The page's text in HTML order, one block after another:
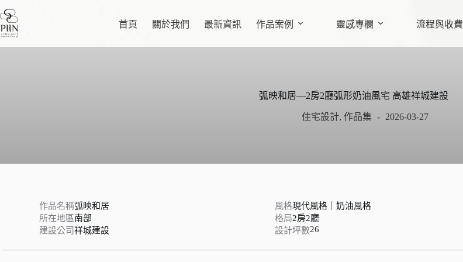
跳
至
主
要
首頁 關於我們 最新資訊 作品案例 靈感專欄 流程與收費
弧映和居—2房2廳弧形奶油風宅 高雄祥城建設
住宅設計,作品集 2026-03-27
作品名稱弧映和居
所在地區南部
建設公司祥城建設
風格現代風格｜奶油風格
格局2房2廳
設計坪數26